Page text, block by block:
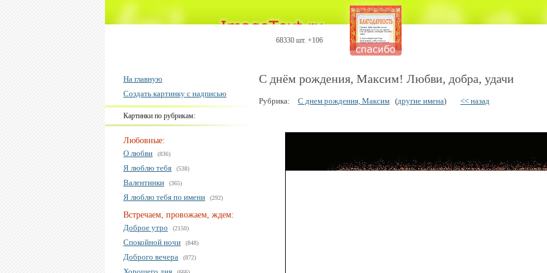
68330 шт. +106
На главную
Создать картинку с надписью
Картинки по рубрикам:
Любовные:
О любви
(836)
Я люблю тебя (538)
Валентинки (365)
Я люблю тебя по имени (292)
Встречаем, провожаем, ждем:
Доброе утро
(2150)
Спокойной ночи (848)
Доброго вечера (872)
С днём рождения, Максим! Любви, добра, удачи
Рубрика: С днем рождения, Максим (другие имена) << назад